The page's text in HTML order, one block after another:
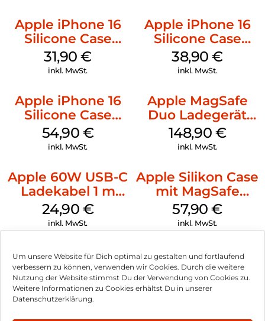
Um unsere Website für Dich optimal zu gestalten und fortlaufend
verbessern zu können, verwenden wir Cookies. Durch die weitere
Nutzung der Website stimmst Du der Verwendung von Cookies zu.
Weitere Informationen zu Cookies erhältst Du in unserer
Datenschutzerklärung.
Apple iPhone 16
Silicone Case
MagSafe Fuchsia
31,90€
inkl. MwSt.
Apple iPhone 16
Silicone Case
MagSafe
Ultramarine
38,90€
inkl. MwSt.
Apple iPhone 16
Silicone Case
MagSafe Black
54,90 €
inkl. MwSt.
Apple MagSafe
Duo Ladegerät
Weiß
148,90 €
inkl. MwSt.
Apple 60W USB-C
Ladekabel 1 m
Weiß
24,90 €
inkl. MwSt.
Apple Silikon Case
mit MagSafe
iPhone 14 Pro
(PRODUCT)RED
57,90€
inkl. MwSt.
Impressum